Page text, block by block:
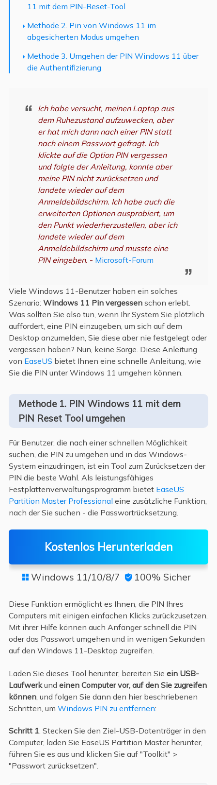
11 mit dem PIN-Reset-Tool
Methode 2. Pin von Windows 11 im
abgesicherten Modus umgehen
Methode 3. Umgehen der PIN Windows 11 über
die Authentifizierung
Ich habe versucht, meinen Laptop aus
dem Ruhezustand aufzuwecken, aber
er hat mich dann nach einer PIN statt
nach einem Passwort gefragt. Ich
klickte auf die Option PIN vergessen
und folgte der Anleitung, konnte aber
meine PIN nicht zurücksetzen und
landete wieder auf dem
Anmeldebildschirm. Ich habe auch die
erweiterten Optionen ausprobiert, um
den Punkt wiederherzustellen, aber ich
landete wieder auf dem
Anmeldebildschirm und musste eine
PIN eingeben. - Microsoft-Forum
Viele Windows 11-Benutzer haben ein solches
Szenario: Windows 11 Pin vergessenschon erlebt.
Was sollten Sie also tun, wenn Ihr System Sie plötzlich
auffordert, eine PIN einzugeben, um sich auf dem
Desktop anzumelden, Sie diese aber nie festgelegt oder
vergessen haben? Nun, keine Sorge. Diese Anleitung
von EaseUS bietet Ihnen eine schnelle Anleitung, wie
Sie die PIN unter Windows 11 umgehen können.
Methode 1. PIN Windows 11 mit dem
PIN Reset Tool umgehen
Für Benutzer, die nach einer schnellen Möglichkeit
suchen, die PIN zu umgehen und in das Windows-
System einzudringen, ist ein Tool zum Zurücksetzen der
PIN die beste Wahl. Als leistungsfähiges
Festplattenverwaltungsprogramm bietet EaseUS
Partition Master Professional eine zusätzliche Funktion,
nach der Sie suchen - die Passwortrücksetzung.
Kostenlos Herunterladen
 Windows 11/10/8/7  100% Sicher
Diese Funktion ermöglicht es Ihnen, die PIN Ihres
Computers mit einigen einfachen Klicks zurückzusetzen.
Mit ihrer Hilfe können auch Anfänger schnell die PIN
oder das Passwort umgehen und in wenigen Sekunden
auf den Windows 11-Desktop zugreifen.
Laden Sie dieses Tool herunter, bereiten Sie ein USB-
Laufwerkund einen Computer vor, auf den Sie zugreifen
können, und folgen Sie dann den hier beschriebenen
Schritten, um Windows PIN zu entfernen:
Schritt 1. Stecken Sie den Ziel-USB-Datenträger in den
Computer, laden Sie EaseUS Partition Master herunter,
führen Sie es aus und klicken Sie auf "Toolkit" >
"Passwort zurücksetzen".